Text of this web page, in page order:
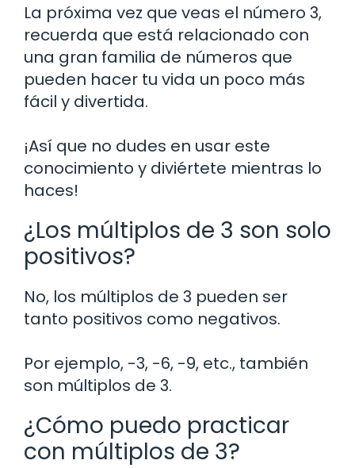
La próxima vez que veas el número 3,
recuerda que está relacionado con
una gran familia de números que
pueden hacer tu vida un poco más
fácil y divertida.
¡Así que no dudes en usar este
conocimiento y diviértete mientras lo
haces!
¿Los múltiplos de 3 son solo
positivos?
No, los múltiplos de 3 pueden ser
tanto positivos como negativos.
Por ejemplo, -3, -6, -9, etc., también
son múltiplos de 3.
¿Cómo puedo practicar
con múltiplos de 3?